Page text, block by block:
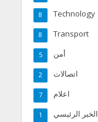
Technology
8
Transport
8
أمن 5
اتصالات 2
اعلام 7
الخبر الرئيسي 1